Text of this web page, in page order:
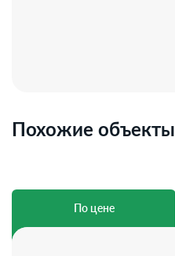
Похожие объекты
По цене